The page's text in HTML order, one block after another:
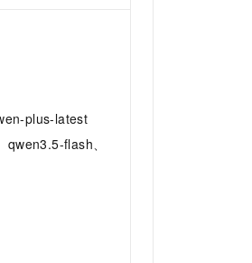
plus-latest
flash、